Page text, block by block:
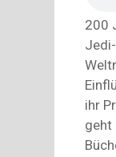
200
ihr
geht